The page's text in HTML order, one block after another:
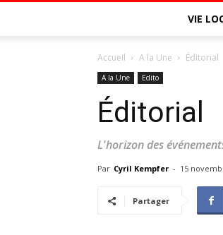
VIE
Accueil A la Une Éditorial
A la Une Edito
Éditorial
L'horizon des
Par Cyril Kempfer - 15
Partager